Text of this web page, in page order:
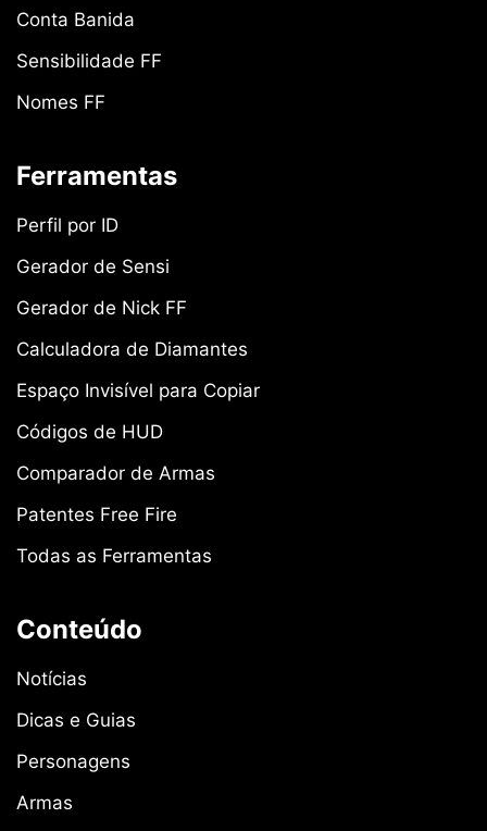
Conta Banida
Sensibilidade FF
Nomes FF
Ferramentas
Perfil por ID
Gerador de Sensi
Gerador de Nick FF
Calculadora de Diamantes
Espaço Invisível para Copiar
Códigos de HUD
Comparador de Armas
Patentes Free Fire
Todas as Ferramentas
Conteúdo
Notícias
Dicas e Guias
Personagens
Armas